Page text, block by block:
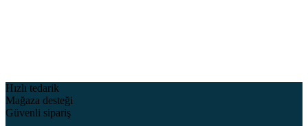
Hızlı tedarik
Mağaza desteği
Güvenli sipariş